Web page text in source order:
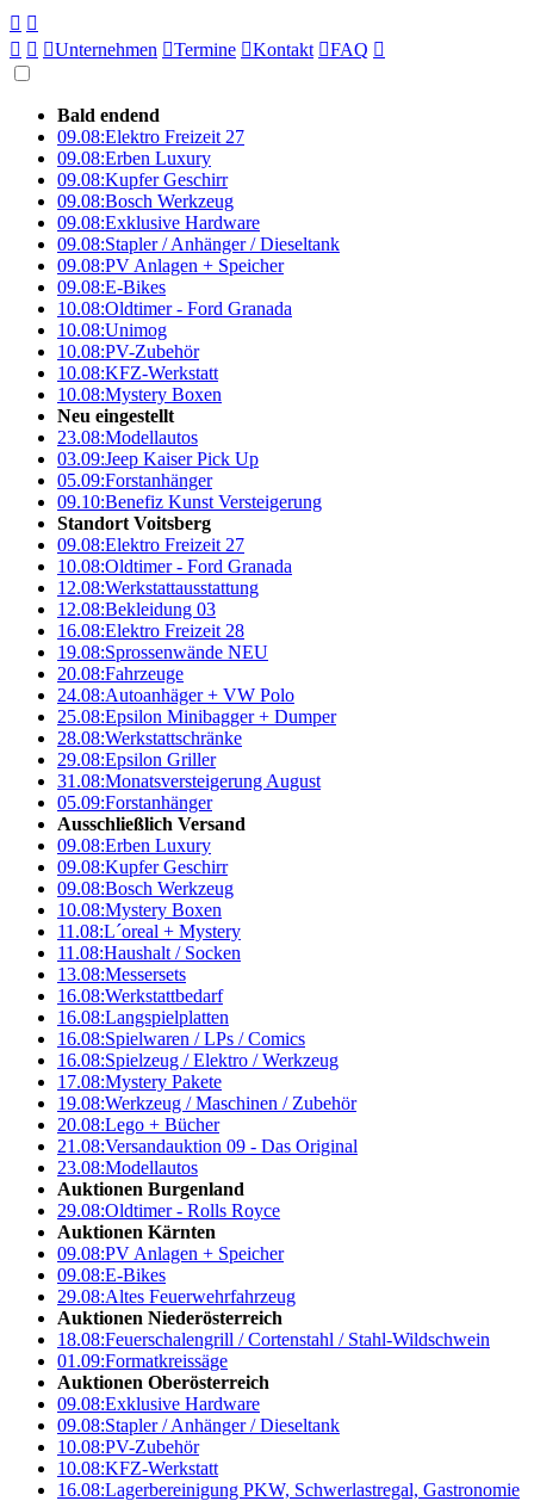
 
  Unternehmen Termine Kontakt FAQ 
Bald endend
09.08:Elektro Freizeit 27
09.08:Erben Luxury
09.08:Kupfer Geschirr
09.08:Bosch Werkzeug
09.08:Exklusive Hardware
09.08:Stapler / Anhänger / Dieseltank
09.08:PV Anlagen + Speicher
09.08:E-Bikes
10.08:Oldtimer - Ford Granada
10.08:Unimog
10.08:PV-Zubehör
10.08:KFZ-Werkstatt
10.08:Mystery Boxen
Neu eingestellt
23.08:Modellautos
03.09:Jeep Kaiser Pick Up
05.09:Forstanhänger
09.10:Benefiz Kunst Versteigerung
Standort Voitsberg
09.08:Elektro Freizeit 27
10.08:Oldtimer - Ford Granada
12.08:Werkstattausstattung
12.08:Bekleidung 03
16.08:Elektro Freizeit 28
19.08:Sprossenwände NEU
20.08:Fahrzeuge
24.08:Autoanhäger + VW Polo
25.08:Epsilon Minibagger + Dumper
28.08:Werkstattschränke
29.08:Epsilon Griller
31.08:Monatsversteigerung August
05.09:Forstanhänger
Ausschließlich Versand
09.08:Erben Luxury
09.08:Kupfer Geschirr
09.08:Bosch Werkzeug
10.08:Mystery Boxen
11.08:L´oreal + Mystery
11.08:Haushalt / Socken
13.08:Messersets
16.08:Werkstattbedarf
16.08:Langspielplatten
16.08:Spielwaren / LPs / Comics
16.08:Spielzeug / Elektro / Werkzeug
17.08:Mystery Pakete
19.08:Werkzeug / Maschinen / Zubehör
20.08:Lego + Bücher
21.08:Versandauktion 09 - Das Original
23.08:Modellautos
Auktionen Burgenland
29.08:Oldtimer - Rolls Royce
Auktionen Kärnten
09.08:PV Anlagen + Speicher
09.08:E-Bikes
29.08:Altes Feuerwehrfahrzeug
Auktionen Niederösterreich
18.08:Feuerschalengrill / Cortenstahl / Stahl-Wildschwein
01.09:Formatkreissäge
Auktionen Oberösterreich
09.08:Exklusive Hardware
09.08:Stapler / Anhänger / Dieseltank
10.08:PV-Zubehör
10.08:KFZ-Werkstatt
16.08:Lagerbereinigung PKW, Schwerlastregal, Gastronomie